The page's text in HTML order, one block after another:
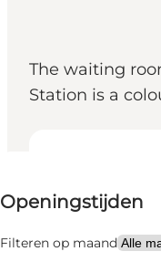
The waiting
Station is a
Openingstijden
Filteren op maand
Friends, My